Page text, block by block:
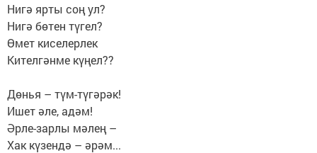
Нигә ярты соң ул?
Нигә бөтен түгел?
Өмет киселерлек
Кителгәнме күңел??
Дөнья – түм-түгәрәк!
Ишет әле, адәм!
Әрле-зарлы мәлең –
Хак күзендә – әрәм...